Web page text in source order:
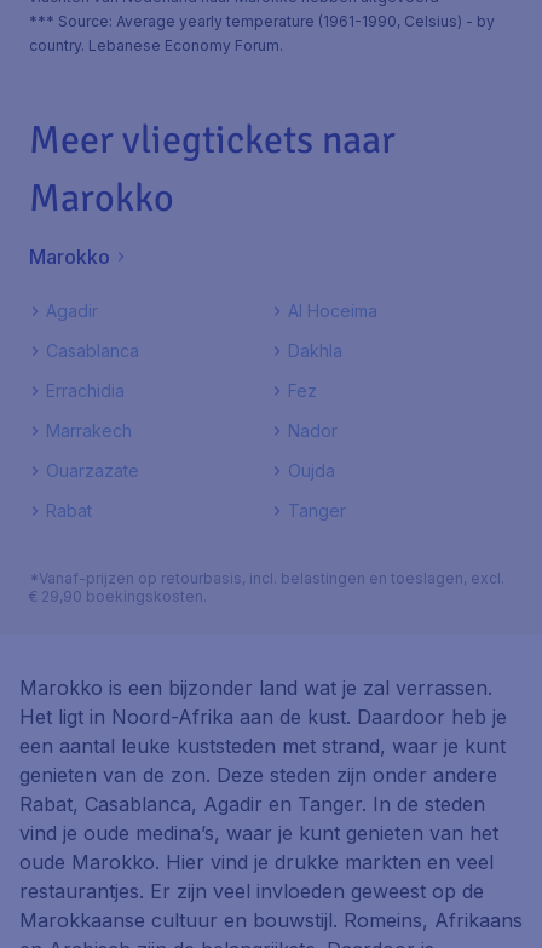
*** Source: Average yearly temperature (1961-1990, Celsius) - by
country. Lebanese Economy Forum.
Meer vliegtickets naar
Marokko
Marokko
Agadir
Al Hoceima
Casablanca
Dakhla
Errachidia
Fez
Marrakech
Nador
Ouarzazate
Oujda
Rabat
Tanger
*Vanaf-prijzen op retourbasis, incl. belastingen en toeslagen, excl.
€ 29,90 boekingskosten.
Marokko is een bijzonder land wat je zal verrassen.
Het ligt in Noord-Afrika aan de kust. Daardoor heb je
een aantal leuke kuststeden met strand, waar je kunt
genieten van de zon. Deze steden zijn onder andere
Rabat, Casablanca, Agadir en Tanger. In de steden
vind je oude medina’s, waar je kunt genieten van het
oude Marokko. Hier vind je drukke markten en veel
restaurantjes. Er zijn veel invloeden geweest op de
Marokkaanse cultuur en bouwstijl. Romeins, Afrikaans